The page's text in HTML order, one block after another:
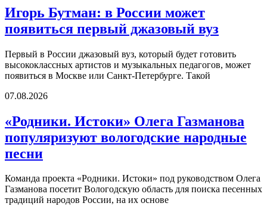
Игорь Бутман: в России может
появиться первый джазовый вуз
Первый в России джазовый вуз, который будет готовить
высококлассных артистов и музыкальных педагогов, может
появиться в Москве или Санкт-Петербурге. Такой
07.08.2026
«Родники. Истоки» Олега Газманова
популяризуют вологодские народные
песни
Команда проекта «Родники. Истоки» под руководством Олега
Газманова посетит Вологодскую область для поиска песенных
традиций народов России, на их основе